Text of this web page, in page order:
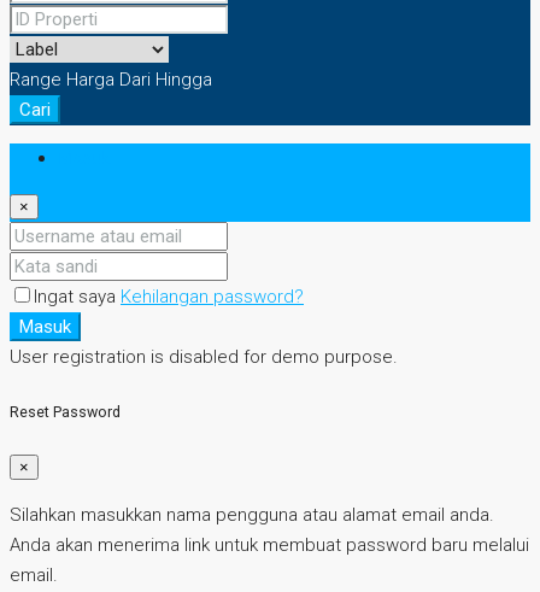
Range Harga Dari Hingga
Cari
×
Ingat saya Kehilangan password?
Masuk
User registration is disabled for demo purpose.
Reset Password
×
Silahkan masukkan nama pengguna atau alamat email anda.
Anda akan menerima link untuk membuat password baru melalui
email.